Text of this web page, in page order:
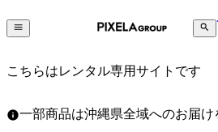
こちらはレンタル専用サイトです
一部商品は沖縄県全域へのお届け